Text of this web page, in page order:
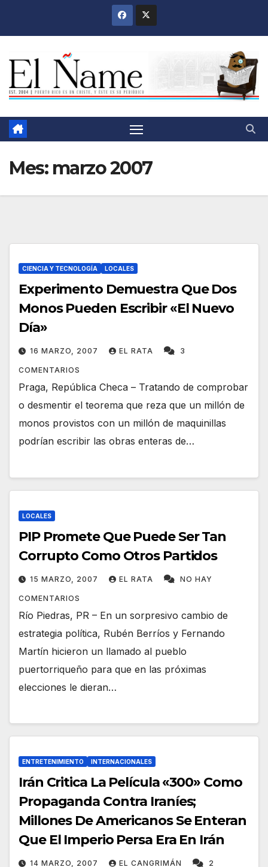
Mes: marzo 2007
CIENCIA Y TECNOLOGÍA LOCALES
Experimento Demuestra Que Dos
Monos Pueden Escribir «El Nuevo
Día»
16 MARZO, 2007 EL RATA 3
COMENTARIOS
Praga, República Checa – Tratando de comprobar
o desmentir el teorema que reza que un millón de
monos provistos con un millón de maquinillas
podrían escribir las obras enteras de…
LOCALES
PIP Promete Que Puede Ser Tan
Corrupto Como Otros Partidos
15 MARZO, 2007 EL RATA NO HAY
COMENTARIOS
Río Piedras, PR – En un sorpresivo cambio de
estrategia política, Rubén Berríos y Fernando
Martín hicieron un llamado al pueblo
puertorriqueño para que en las próximas
elecciones le dieran…
ENTRETENIMIENTO INTERNACIONALES
Irán Critica La Película «300» Como
Propaganda Contra Iraníes;
Millones De Americanos Se Enteran
Que El Imperio Persa Era En Irán
14 MARZO, 2007 EL CANGRIMÁN 2